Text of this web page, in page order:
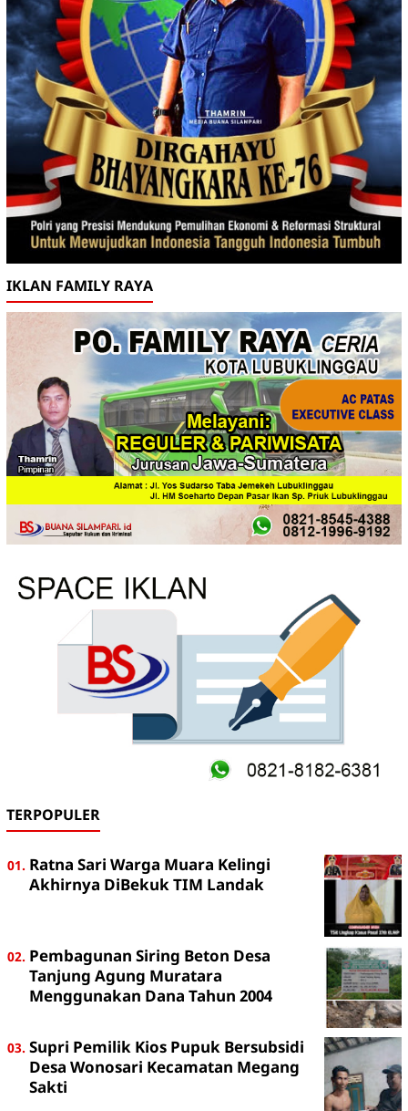
IKLAN FAMILY RAYA
TERPOPULER
Ratna Sari Warga Muara Kelingi
Akhirnya DiBekuk TIM Landak
Pembagunan Siring Beton Desa
Tanjung Agung Muratara
Menggunakan Dana Tahun 2004
Supri Pemilik Kios Pupuk Bersubsidi
Desa Wonosari Kecamatan Megang
Sakti